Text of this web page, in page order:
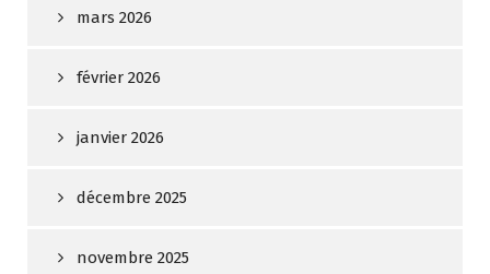
mars 2026
février 2026
janvier 2026
décembre 2025
novembre 2025